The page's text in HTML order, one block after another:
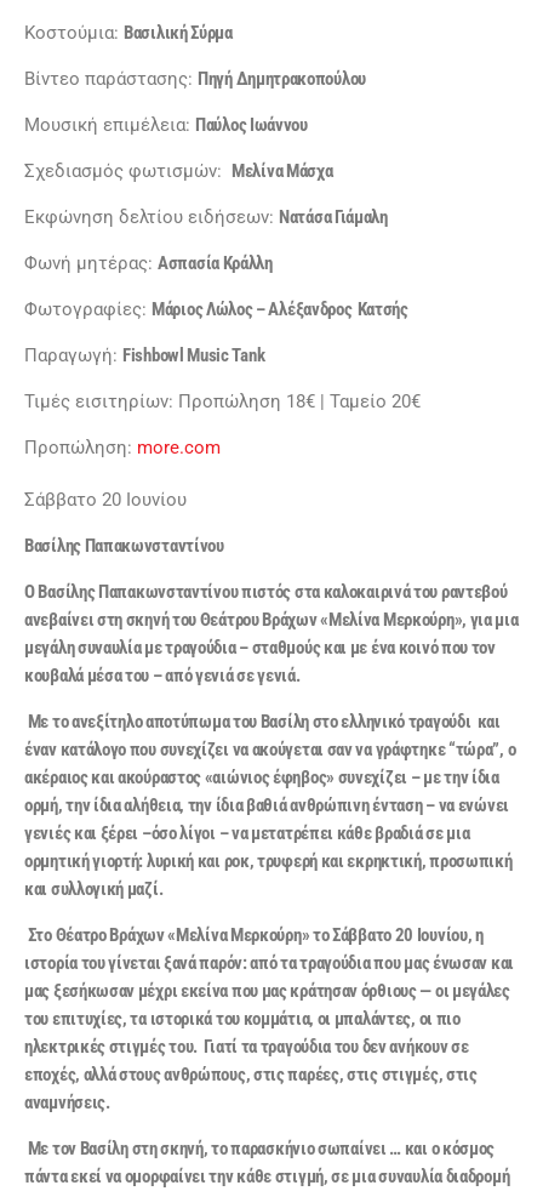
Κοστούμια: Βασιλική Σύρμα
Βίντεο παράστασης: Πηγή Δημητρακοπούλου
Μουσική επιμέλεια: Παύλος Ιωάννου
Σχεδιασμός φωτισμών: Μελίνα Μάσχα
Εκφώνηση δελτίου ειδήσεων: Νατάσα Γιάμαλη
Φωνή μητέρας: Ασπασία Κράλλη
Φωτογραφίες: Μάριος Λώλος – Αλέξανδρος Κατσής
Παραγωγή: Fishbowl Music Tank
Τιμές εισιτηρίων: Προπώληση 18€ | Ταμείο 20€
Προπώληση: more.com
Σάββατο 20 Ιουνίου
Βασίλης Παπακωνσταντίνου
OΒασίλης Παπακωνσταντίνου πιστός στα καλοκαιρινά του ραντεβού
ανεβαίνει στη σκηνή του Θεάτρου Βράχων «Μελίνα Μερκούρη», για μια
μεγάλη συναυλία με τραγούδια – σταθμούς και με ένα κοινό που τον
κουβαλά μέσα του – από γενιά σε γενιά.
Με το ανεξίτηλο αποτύπωμα του Βασίλη στο ελληνικό τραγούδι και
έναν κατάλογο που συνεχίζει να ακούγεται σαν να γράφτηκε “τώρα”, ο
ακέραιος και ακούραστος «αιώνιος έφηβος» συνεχίζει – με την ίδια
ορμή, την ίδια αλήθεια, την ίδια βαθιά ανθρώπινη ένταση – να ενώνει
γενιές και ξέρει –όσο λίγοι – να μετατρέπει κάθε βραδιά σε μια
ορμητική γιορτή: λυρική και ροκ, τρυφερή και εκρηκτική, προσωπική
και συλλογική μαζί.
Στο Θέατρο Βράχων «Μελίνα Μερκούρη» το Σάββατο 20 Ιουνίου, η
ιστορία του γίνεται ξανά παρόν: από τα τραγούδια που μας ένωσαν και
μας ξεσήκωσαν μέχρι εκείνα που μας κράτησαν όρθιους — οι μεγάλες
του επιτυχίες, τα ιστορικά του κομμάτια, οι μπαλάντες, οι πιο
ηλεκτρικές στιγμές του. Γιατί τα τραγούδια του δεν ανήκουν σε
εποχές, αλλά στους ανθρώπους, στις παρέες, στις στιγμές, στις
αναμνήσεις.
Με τον Βασίλη στη σκηνή, το παρασκήνιο σωπαίνει … και ο κόσμος
πάντα εκεί να ομορφαίνει την κάθε στιγμή, σε μια συναυλία διαδρομή